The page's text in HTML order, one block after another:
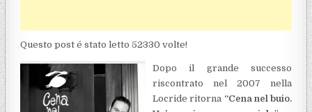
Questo post é stato letto 52330 volte!
Dopo il grande successo
riscontrato nel 2007 nella
Locride ritorna “Cena nel buio.